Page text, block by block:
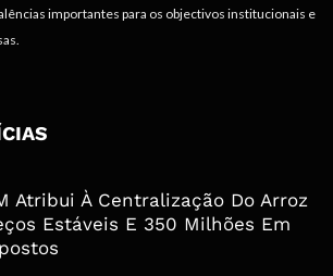
importantes para os objectivos institucionais e
Atribui À Centralização Do Arroz
Estáveis E 350 Milhões Em